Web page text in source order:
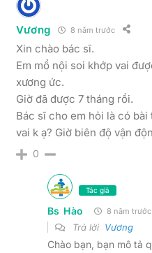
Vương 8 năm trước
Xin chào bác sĩ.
Em mổ nội soi khớp vai
xương ức.
Giờ đã được 7 tháng rồi.
Bác sĩ cho em hỏi là có
vai k ạ? Giờ biên độ vận
0
Tác giả
Bs Hào 8 năm trước
Trả lời Vương
Chào bạn, bạn mô tả